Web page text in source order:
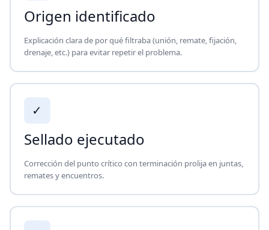
Origen identificado
Explicación clara de por qué filtraba (unión, remate, fijación,
drenaje, etc.) para evitar repetir el problema.
✓
Sellado ejecutado
Corrección del punto crítico con terminación prolija en juntas,
remates y encuentros.